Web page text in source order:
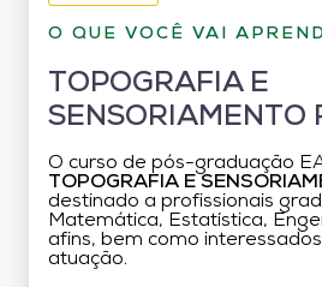
O QUE VOCÊ VAI
TOPOGRAFIA E
SENSORIAMENTO
O curso de pós-graduação
TOPOGRAFIA E
destinado a profissionais
Matemática, Estatística,
afins, bem como
atuação.